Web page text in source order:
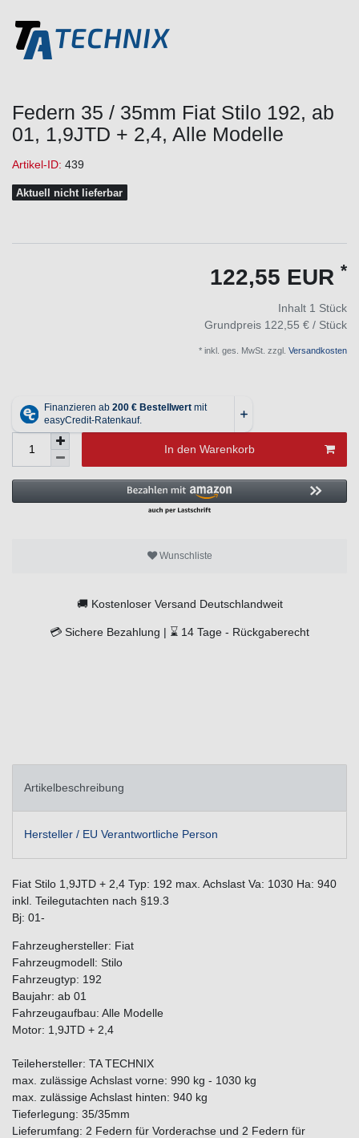
Federn 35 / 35mm Fiat Stilo 192, ab
01, 1,9JTD + 2,4, Alle Modelle
Artikel-ID: 439
Aktuell nicht lieferbar
122,55 EUR *
Inhalt 1 Stück
Grundpreis 122,55 € / Stück
* inkl. ges. MwSt. zzgl. Versandkosten
In den Warenkorb
Wunschliste
🚚 Kostenloser Versand Deutschlandweit
💳 Sichere Bezahlung | ⌛ 14 Tage - Rückgaberecht
Artikelbeschreibung
Hersteller / EU Verantwortliche Person
Fiat Stilo 1,9JTD + 2,4 Typ: 192 max. Achslast Va: 1030 Ha: 940
inkl. Teilegutachten nach §19.3
Bj: 01-
Fahrzeughersteller: Fiat
Fahrzeugmodell: Stilo
Fahrzeugtyp: 192
Baujahr: ab 01
Fahrzeugaufbau: Alle Modelle
Motor: 1,9JTD + 2,4
Teilehersteller: TA TECHNIX
max. zulässige Achslast vorne: 990 kg - 1030 kg
max. zulässige Achslast hinten: 940 kg
Tieferlegung: 35/35mm
Lieferumfang: 2 Federn für Vorderachse und 2 Federn für